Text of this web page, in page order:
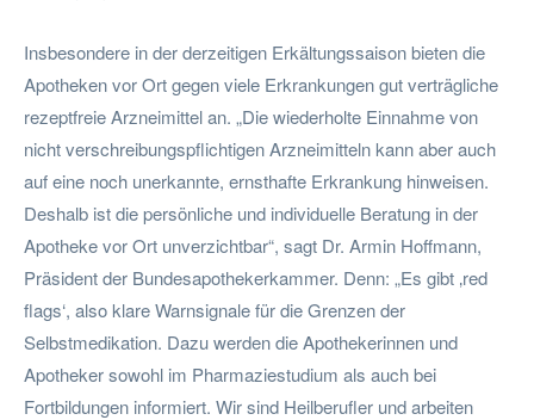
Insbesondere in der derzeitigen Erkältungssaison bieten die
Apotheken vor Ort gegen viele Erkrankungen gut verträgliche
rezeptfreie Arzneimittel an. „Die wiederholte Einnahme von
nicht verschreibungspflichtigen Arzneimitteln kann aber auch
auf eine noch unerkannte, ernsthafte Erkrankung hinweisen.
Deshalb ist die persönliche und individuelle Beratung in der
Apotheke vor Ort unverzichtbar“, sagt Dr. Armin Hoffmann,
Präsident der Bundesapothekerkammer. Denn: „Es gibt ‚red
flags‘, also klare Warnsignale für die Grenzen der
Selbstmedikation. Dazu werden die Apothekerinnen und
Apotheker sowohl im Pharmaziestudium als auch bei
Fortbildungen informiert. Wir sind Heilberufler und arbeiten